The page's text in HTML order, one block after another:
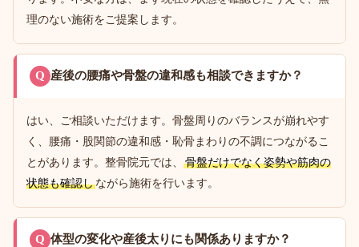
理のない施術をご提案します。
Q 産後の腰痛や骨盤の違和感も相談できますか？
はい、ご相談いただけます。骨盤周りのバランスが崩れやす
く、腰痛・股関節の違和感・恥骨まわりの不調につながるこ
とがあります。整骨院元では、
骨盤だけでなく姿勢や筋肉の
状態も確認し ながら施術を行います。
Q 体型の変化や産後太りにも関係ありますか？